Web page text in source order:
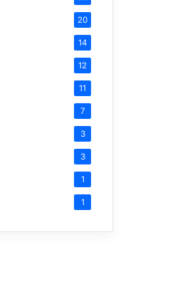
20
14
12
11
7
3
3
1
1